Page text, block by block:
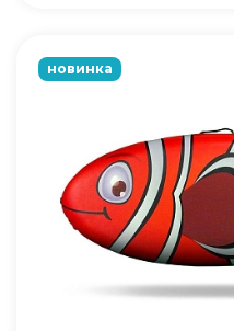
новинка